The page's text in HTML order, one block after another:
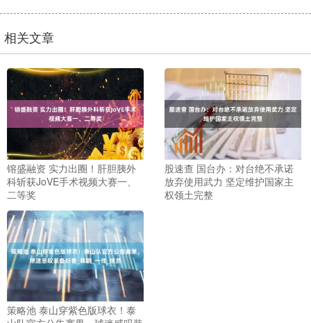
相关文章
镕盛融资 实力出圈！肝胆胰外
科斩获JoVE手术视频大赛一、
二等奖
股速查 国台办：对台绝不承诺
放弃使用武力 坚定维护国家主
权领土完整
策略池 泰山穿紫色版球衣！泰